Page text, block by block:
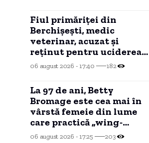
Fiul primăriței din
Berchișești, medic
veterinar, acuzat și
reținut pentru uciderea
a sute de câini
06 august 2026 - 17:40 182
La 97 de ani, Betty
Bromage este cea mai în
vârstă femeie din lume
care practică „wing-
walking”
06 august 2026 - 17:25 203